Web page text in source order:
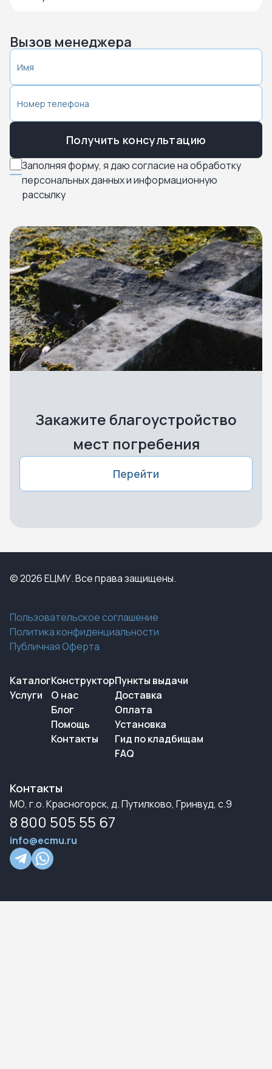
Вызов менеджера
Заполняя форму, я даю согласие на обработку
персональных данных и информационную
рассылку
Получить консультацию
Закажите благоустройство
мест погребения
Перейти
© 2026 ЕЦМУ. Все права защищены.
Пользовательское соглашение
Политика конфиденциальности
Публичная Оферта
Каталог
Услуги
Конструктор
О нас
Блог
Помощь
Контакты
Пункты выдачи
Доставка
Оплата
Установка
Гид по кладбищам
FAQ
Контакты
МО, г.о. Красногорск, д. Путилково, Гринвуд, с.9
8 800 505 55 67
info@ecmu.ru